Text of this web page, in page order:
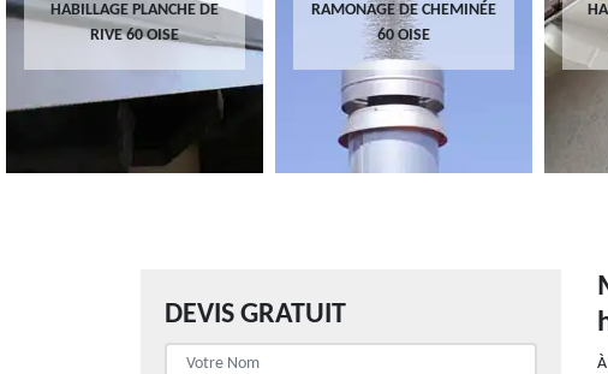
HABILLAGE PLANCHE DE
RIVE 60 OISE
RAMONAGE DE CHEMINÉE
60 OISE
DEVIS GRATUIT